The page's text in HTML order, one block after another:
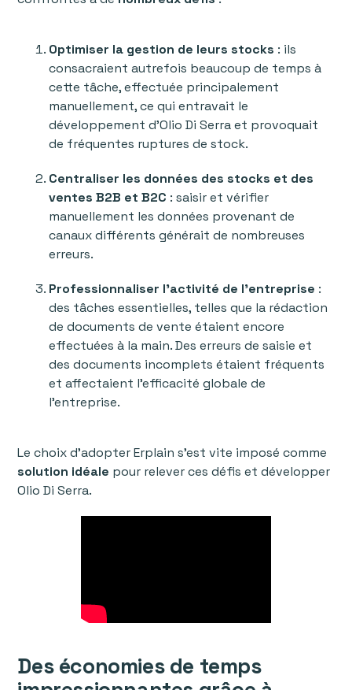
Optimiser la gestion de leurs stocks : ils
consacraient autrefois beaucoup de temps à
cette tâche, effectuée principalement
manuellement, ce qui entravait le
développement d'Olio Di Serra et provoquait
de fréquentes ruptures de stock.
Centraliser les données des stocks et des
ventes B2B et B2C : saisir et vérifier
manuellement les données provenant de
canaux différents générait de nombreuses
erreurs.
Professionnaliser l'activité de l'entreprise :
des tâches essentielles, telles que la rédaction
de documents de vente étaient encore
effectuées à la main. Des erreurs de saisie et
des documents incomplets étaient fréquents
et affectaient l'efficacité globale de
l'entreprise.
Le choix d’adopter Erplain s’est vite imposé comme
solution idéale pour relever ces défis et développer
Olio Di Serra.
Des économies de temps